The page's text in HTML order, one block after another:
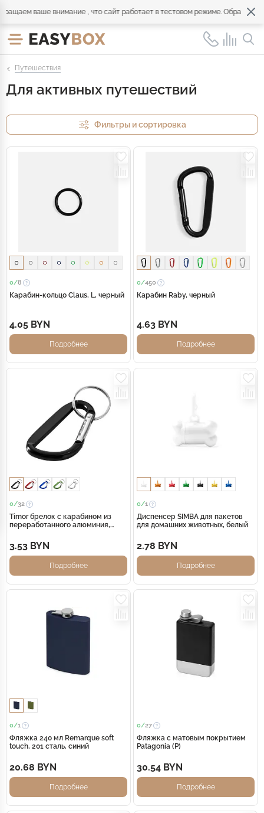
ваше внимание , что сайт работает в тестовом режиме. Обращайтесь по
Путешествия
Для активных путешествий
Фильтры и сортировка
0/8
Карабин-кольцо Claus, L, черный
4.05 BYN
Подробнее
0/450
Карабин Raby, черный
4.63 BYN
Подробнее
0/32
Timor брелок с карабином из
переработанного алюминия,
стандарту RCS - Черный
3.53 BYN
Подробнее
0/1
Диспенсер SIMBA для пакетов
для домашних животных, белый
2.78 BYN
Подробнее
0/1
Фляжка 240 мл Remarque soft
touch, 201 сталь, синий
20.68 BYN
Подробнее
0/27
Фляжка с матовым покрытием
Patagonia (Р)
30.54 BYN
Подробнее